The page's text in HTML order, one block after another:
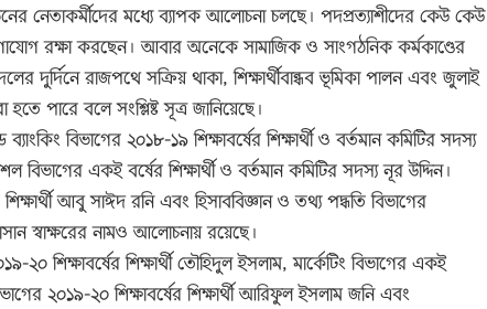
নেতাকর্মীদের মধ্যে ব্যাপক আলোচনা চলছে। পদপ্রত্যাশীদের কেউ কেউ
রক্ষা করছেন। আবার অনেকে সামাজিক ও সাংগঠনিক কর্মকাণ্ডের
দুর্দিনে রাজপথে সক্রিয় থাকা, শিক্ষার্থীবান্ধব ভূমিকা পালন এবং জুলাই
পারে বলে সংশ্লিষ্ট সূত্র জানিয়েছে।
বিভাগের ২০১৮-১৯ শিক্ষাবর্ষের শিক্ষার্থী ও বর্তমান কমিটির সদস্য
একই বর্ষের শিক্ষার্থী ও বর্তমান কমিটির সদস্য নূর উদ্দিন।
শিক্ষার্থী আবু সাঈদ রনি এবং হিসাববিজ্ঞান ও তথ্য পদ্ধতি বিভাগের
স্বাক্ষরের নামও আলোচনায় রয়েছে।
২০ শিক্ষাবর্ষের শিক্ষার্থী তৌহিদুল ইসলাম, মার্কেটিং বিভাগের একই
২০১৯-২০ শিক্ষাবর্ষের শিক্ষার্থী আরিফুল ইসলাম জনি এবং